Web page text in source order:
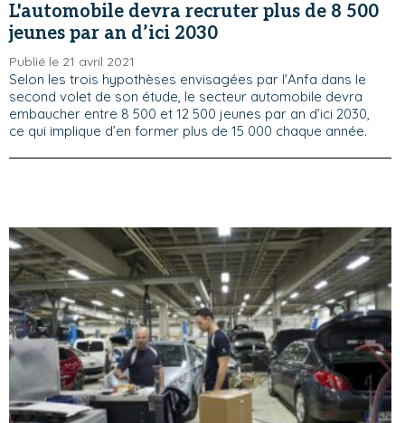
L'automobile devra recruter plus de 8 500
jeunes par an d’ici 2030
Publié le 21 avril 2021
Selon les trois hypothèses envisagées par l'Anfa dans le
second volet de son étude, le secteur automobile devra
embaucher entre 8 500 et 12 500 jeunes par an d’ici 2030,
ce qui implique d’en former plus de 15 000 chaque année.